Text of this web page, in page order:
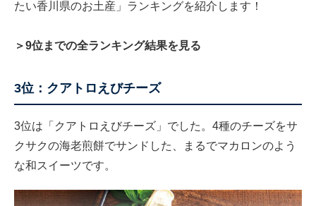
たい香川県のお土産」ランキングを紹介します！
＞9位までの全ランキング結果を見る
3位：クアトロえびチーズ
3位は「クアトロえびチーズ」でした。4種のチーズをサ
クサクの海老煎餅でサンドした、まるでマカロンのよう
な和スイーツです。